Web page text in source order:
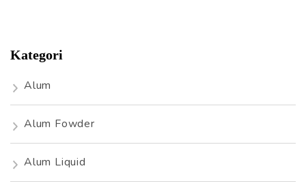
Kategori
Alum
Alum Fowder
Alum Liquid